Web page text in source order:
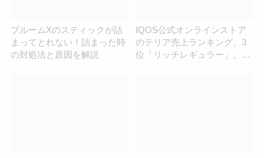
プルームXのスティックが詰
まってとれない！詰まった時
の対処法と原因を解説
IQOS公式オンラインストア
のテリア売上ランキング、3
位「リッチレギュラー」、2